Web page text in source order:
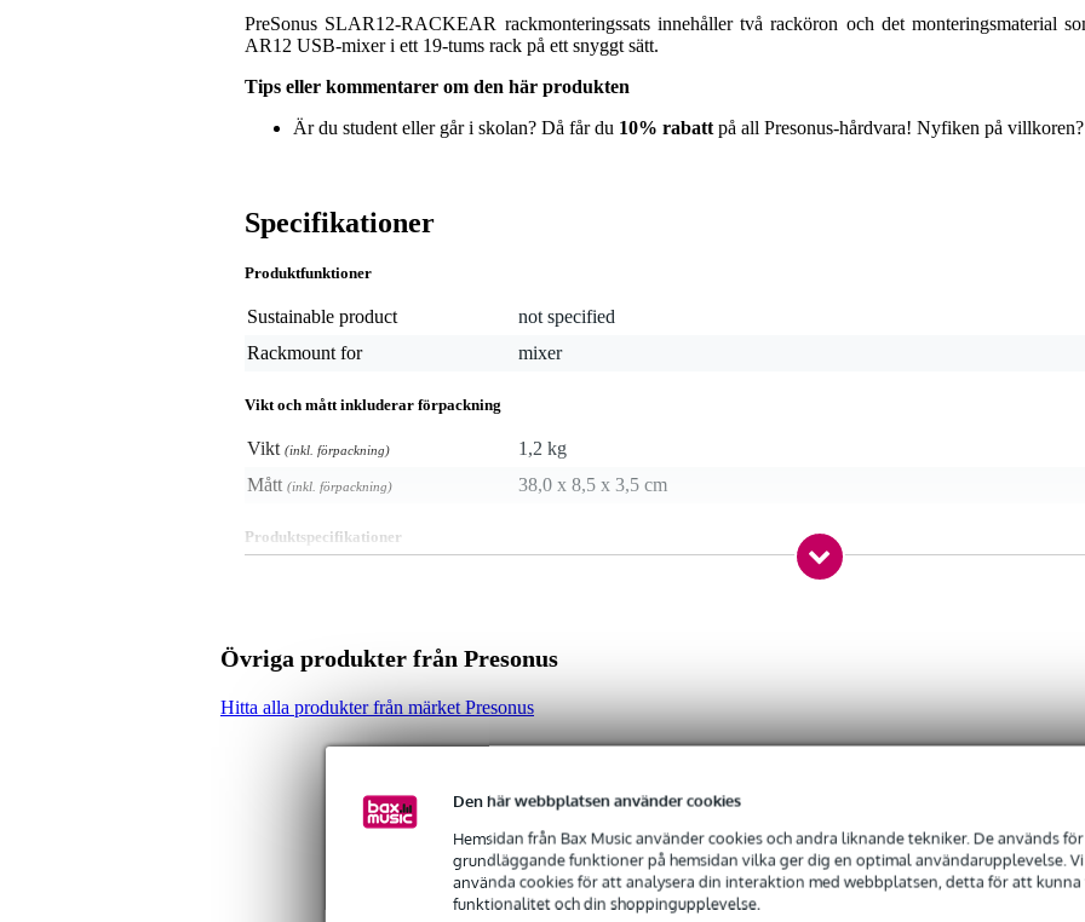
Den här webbplatsen använder cookies
Hemsidan från Bax Music använder cookies och andra liknande tekniker. De används
grundläggande funktioner på hemsidan vilka ger dig en optimal användarupplevelse.
använda cookies för att analysera din interaktion med webbplatsen, detta för att
funktionalitet och din shoppingupplevelse.
PreSonus SLAR12-RACKEAR rackmonteringssats innehåller två racköron och det monteringsmaterial
AR12 USB-mixer i ett 19-tums rack på ett snyggt sätt.
Tips eller kommentarer om den här produkten
Är du student eller går i skolan? Då får du 10% rabatt på all Presonus-hårdvara! Nyfiken på
Specifikationer
Produktfunktioner
Sustainable product
not specified
Rackmount for
mixer
Vikt och mått inkluderar förpackning
Vikt (inkl. förpackning)
1,2 kg
Mått (inkl. förpackning) 38,0 x 8,5 x 3,5 cm
Produktspecifikationer
Övriga produkter från Presonus
Hitta alla produkter från märket Presonus